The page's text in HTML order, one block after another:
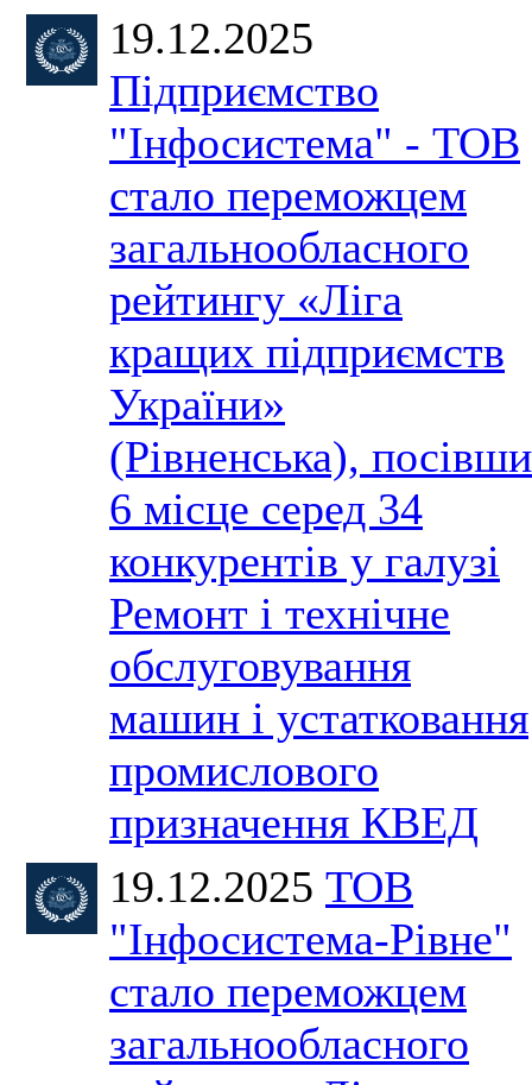
19.12.2025
Підприємство
"Інфосистема" - ТОВ
стало переможцем
загальнообласного
рейтингу «Ліга
кращих підприємств
України»
(Рівненська), посівши
6 місце серед 34
конкурентів у галузі
Ремонт і технічне
обслуговування
машин і устатковання
промислового
призначення КВЕД
19.12.2025 ТОВ
"Інфосистема-Рівне"
стало переможцем
загальнообласного